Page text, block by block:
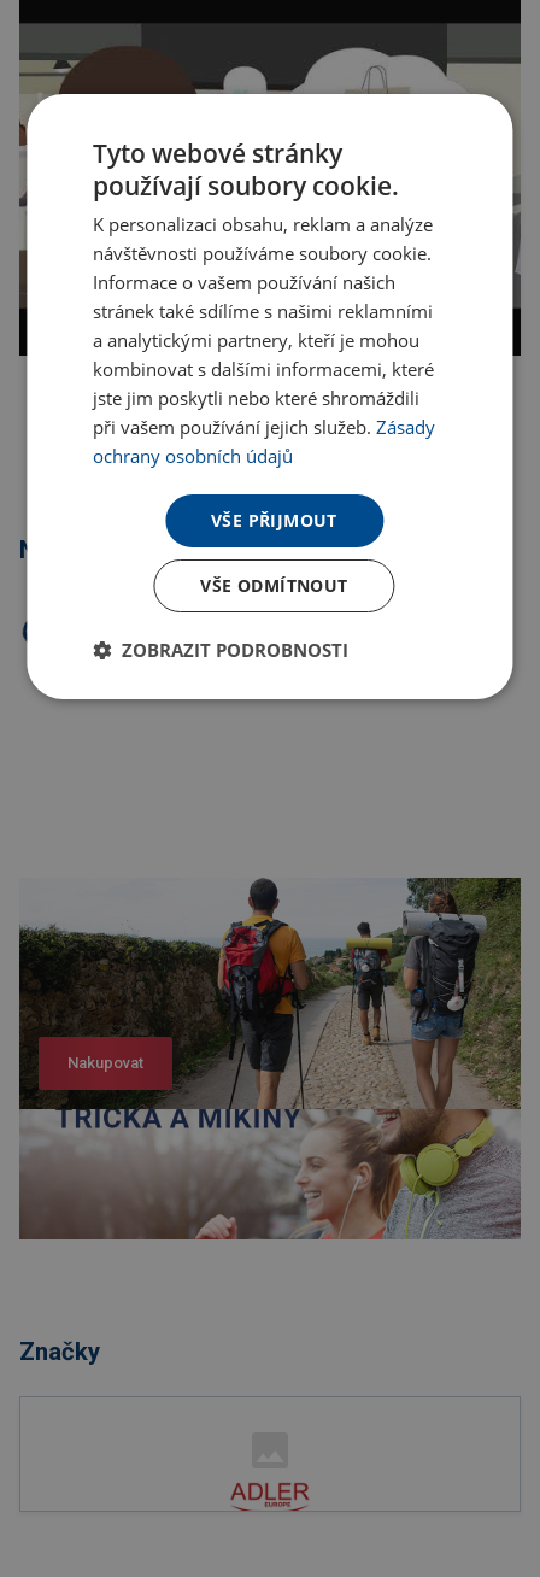
Kopírovat odkaz
Nejprodávanější
Nakupovat
Značky
Tyto webové stránky
používají soubory cookie.
K personalizaci obsahu, reklam a analýze
návštěvnosti používáme soubory cookie.
Informace o vašem používání našich
stránek také sdílíme s našimi reklamními
a analytickými partnery, kteří je mohou
kombinovat s dalšími informacemi, které
jste jim poskytli nebo které shromáždili
při vašem používání jejich služeb.Zásady
ochrany osobních údajů
VŠE PŘIJMOUT
VŠE ODMÍTNOUT
ZOBRAZIT PODROBNOSTI